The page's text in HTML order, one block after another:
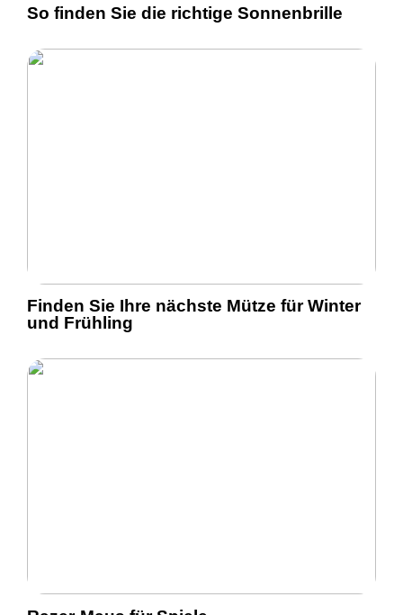
So finden Sie die richtige Sonnenbrille
Finden Sie Ihre nächste Mütze für Winter
und Frühling